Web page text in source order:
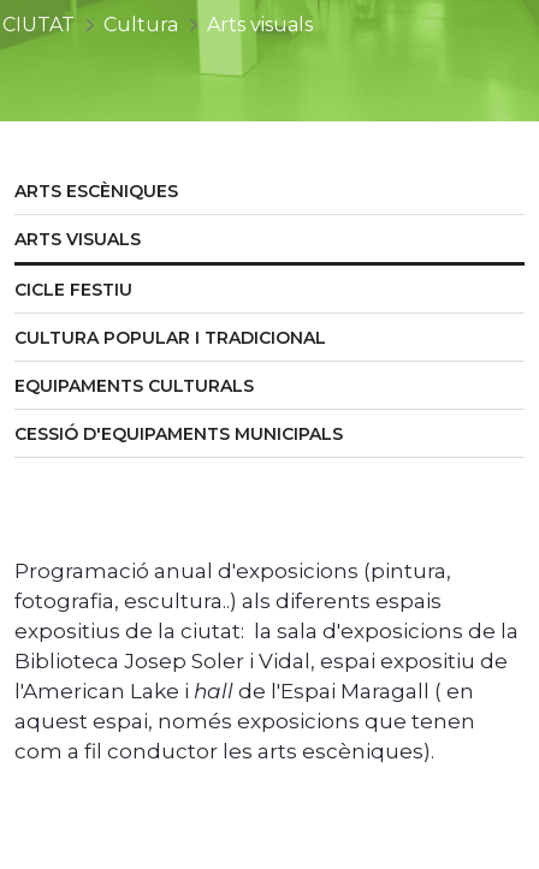
CIUTAT Cultura Arts visuals
ARTS ESCÈNIQUES
ARTS VISUALS
CICLE FESTIU
CULTURA POPULAR I TRADICIONAL
EQUIPAMENTS CULTURALS
CESSIÓ D'EQUIPAMENTS MUNICIPALS
Programació anual d'exposicions (pintura,
fotografia, escultura..) als diferents espais
expositius de la ciutat: la sala d'exposicions de la
Biblioteca Josep Soler i Vidal, espai expositiu de
l'American Lake i hall de l'Espai Maragall ( en
aquest espai, només exposicions que tenen
com a fil conductor les arts escèniques).